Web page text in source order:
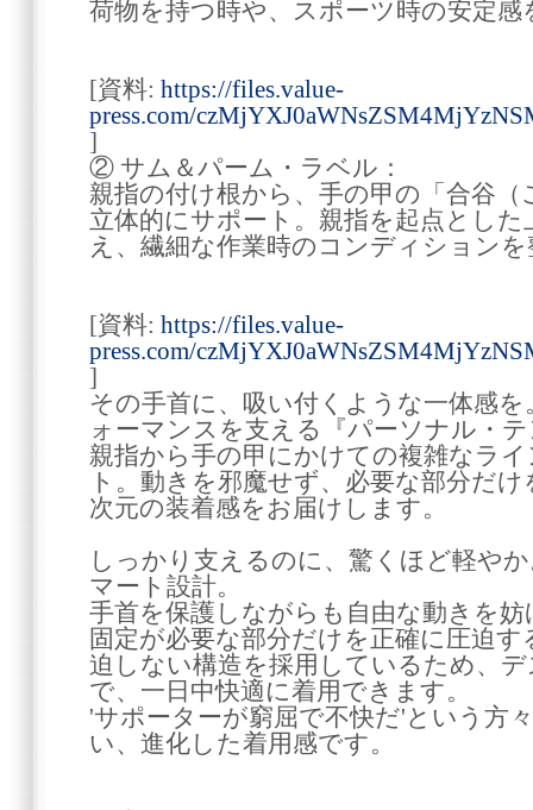
荷物を持つ時や、スポーツ時の安定
[資料: https://files.value-
press.com/
]
② サム＆パーム・ラベル：
親指の付け根から、手の甲の「合谷
立体的にサポート。親指を起点とし
え、繊細な作業時のコンディション
[資料: https://files.value-
press.com/
]
その手首に、吸い付くような一体感
ォーマンスを支える『パーソナル・
親指から手の甲にかけての複雑なラ
ト。動きを邪魔せず、必要な部分だ
次元の装着感をお届けします。
しっかり支えるのに、驚くほど軽や
マート設計。
手首を保護しながらも自由な動きを妨
固定が必要な部分だけを正確に圧迫
迫しない構造を採用しているため、
で、一日中快適に着用できます。
'サポーターが窮屈で不快だ'という方
い、進化した着用感です。